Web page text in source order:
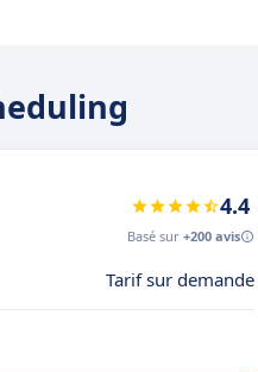
4.4
Basé sur +200 avis
Tarif sur demande